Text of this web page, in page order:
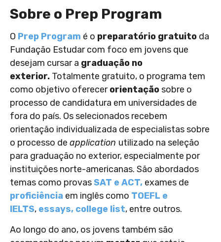
Sobre o Prep Program
O Prep Program é o preparatório gratuito da
Fundação Estudar com foco em jovens que
desejam cursar a graduação no
exterior. Totalmente gratuito, o programa tem
como objetivo oferecerorientaçãosobre o
processo de candidatura em universidades de
fora do país. Os selecionados recebem
orientação individualizada de especialistas sobre
o processo de application utilizado na seleção
para graduação no exterior, especialmente por
instituições norte-americanas. São abordados
temas como provasSAT e ACT, exames de
proficiência em inglês como TOEFL e
IELTS, essays, college list, entre outros.
Ao longo do ano, os jovens também são